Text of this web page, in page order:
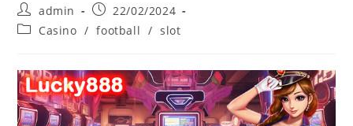
Post
author:
admin
Post
published:
22/02/2024
PostCasino / football / slot